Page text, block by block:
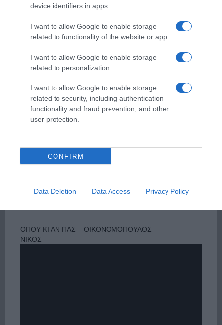
device identifiers in apps.
I want to allow Google to enable storage
related to functionality of the website or app.
I want to allow Google to enable storage
related to personalization.
I want to allow Google to enable storage
related to security, including authentication
functionality and fraud prevention, and other
user protection.
CONFIRM
Data Deletion Data Access Privacy Policy
. Από 271 ψήφους.
ΟΠΟΥ ΚΙ ΑΝ ΠΑΣ – ΟΙΚΟΝΟΜΟΠΟΥΛΟΣ
ΝΙΚΟΣ